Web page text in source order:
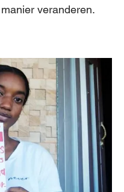
veranderen.